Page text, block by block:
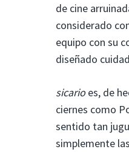
de cine
considerado
equipo con su
diseñado
sicarioes, de
ciernes como
sentido tan
simplemente